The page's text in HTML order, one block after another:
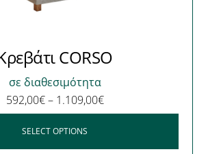
CORSO
σε διαθεσιμότητα
592,00€– 1.109,00€
SELECT OPTIONS